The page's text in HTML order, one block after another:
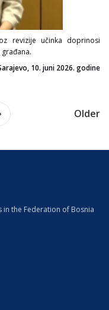
revizije učinka doprinosi
10. juni 2026. godine
Older
the Federation of Bosnia